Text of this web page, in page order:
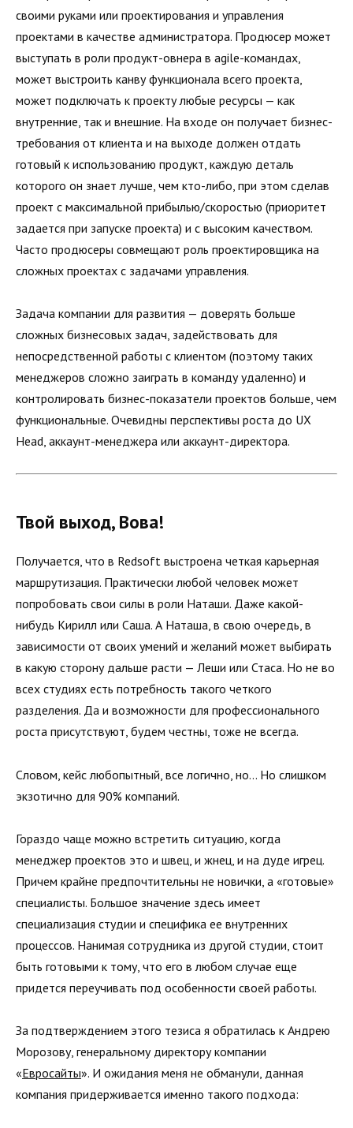
своими руками или проектирования и управления
проектами в качестве администратора. Продюсер может
выступать в роли продукт-овнера в agile-командах,
может выстроить канву функционала всего проекта,
может подключать к проекту любые ресурсы — как
внутренние, так и внешние. На входе он получает бизнес-
требования от клиента и на выходе должен отдать
готовый к использованию продукт, каждую деталь
которого он знает лучше, чем кто-либо, при этом сделав
проект с максимальной прибылью/скоростью (приоритет
задается при запуске проекта) и с высоким качеством.
Часто продюсеры совмещают роль проектировщика на
сложных проектах с задачами управления.
Задача компании для развития — доверять больше
сложных бизнесовых задач, задействовать для
непосредственной работы с клиентом (поэтому таких
менеджеров сложно заиграть в команду удаленно) и
контролировать бизнес-показатели проектов больше, чем
функциональные. Очевидны перспективы роста до UX
Head, аккаунт-менеджера или аккаунт-директора.
Твой выход, Вова!
Получается, что в Redsoft выстроена четкая карьерная
маршрутизация. Практически любой человек может
попробовать свои силы в роли Наташи. Даже какой-
нибудь Кирилл или Саша. А Наташа, в свою очередь, в
зависимости от своих умений и желаний может выбирать
в какую сторону дальше расти — Леши или Стаса. Но не во
всех студиях есть потребность такого четкого
разделения. Да и возможности для профессионального
роста присутствуют, будем честны, тоже не всегда.
Словом, кейс любопытный, все логично, но… Но слишком
экзотично для 90% компаний.
Гораздо чаще можно встретить ситуацию, когда
менеджер проектов это и швец, и жнец, и на дуде игрец.
Причем крайне предпочтительны не новички, а «готовые»
специалисты. Большое значение здесь имеет
специализация студии и специфика ее внутренних
процессов. Нанимая сотрудника из другой студии, стоит
быть готовыми к тому, что его в любом случае еще
придется переучивать под особенности своей работы.
За подтверждением этого тезиса я обратилась к Андрею
Морозову, генеральному директору компании
«Евросайты». И ожидания меня не обманули, данная
компания придерживается именно такого подхода: